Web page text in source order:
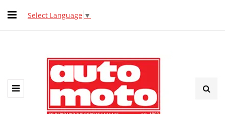
Select Language ▼